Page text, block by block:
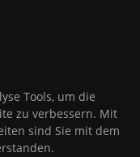
Tools, um die
zu verbessern. Mit
sind Sie mit dem